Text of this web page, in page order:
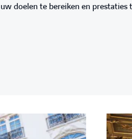
uw doelen te bereiken en prestaties